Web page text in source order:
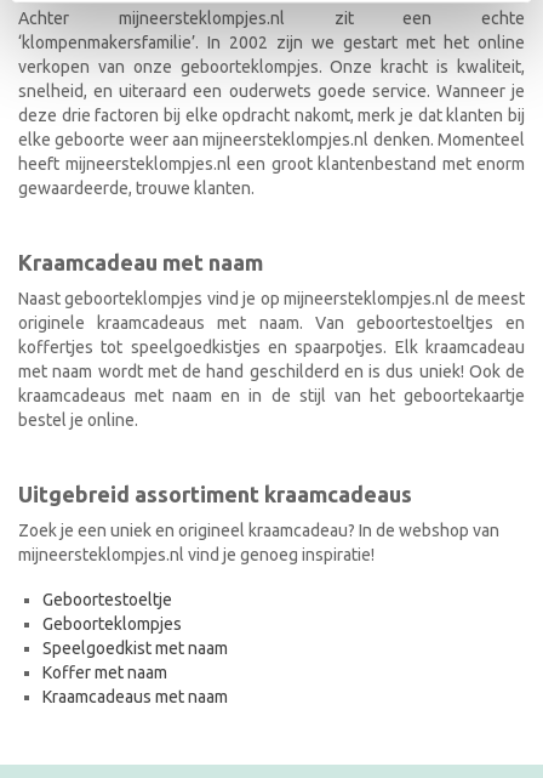
Achter mijneersteklompjes.nl zit een echte
‘klompenmakersfamilie’. In 2002 zijn we gestart met het online
verkopen van onze geboorteklompjes. Onze kracht is kwaliteit,
snelheid, en uiteraard een ouderwets goede service. Wanneer je
deze drie factoren bij elke opdracht nakomt, merk je dat klanten bij
elke geboorte weer aan mijneersteklompjes.nl denken. Momenteel
heeft mijneersteklompjes.nl een groot klantenbestand met enorm
gewaardeerde, trouwe klanten.
Kraamcadeau met naam
Naast geboorteklompjes vind je op mijneersteklompjes.nl de meest
originele kraamcadeaus met naam. Van geboortestoeltjes en
koffertjes tot speelgoedkistjes en spaarpotjes. Elk kraamcadeau
met naam wordt met de hand geschilderd en is dus uniek! Ook de
kraamcadeaus met naam en in de stijl van het geboortekaartje
bestel je online.
Uitgebreid assortiment kraamcadeaus
Zoek je een uniek en origineel kraamcadeau? In de webshop van
mijneersteklompjes.nl vind je genoeg inspiratie!
Geboortestoeltje
Geboorteklompjes
Speelgoedkist met naam
Koffer met naam
Kraamcadeaus met naam